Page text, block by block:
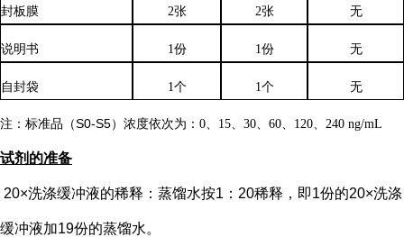
封板膜 2张 2张 无
说明书 1份 1份 无
自封袋 1个 1个 无
注：标准品（S0-S5）浓度依次为： 0、15、30、60、120、240 ng/mL
试剂的准备
20×洗涤缓冲液的稀释：蒸馏水按1：20稀释，即1份的20×洗涤
缓冲液加19份的蒸馏水。